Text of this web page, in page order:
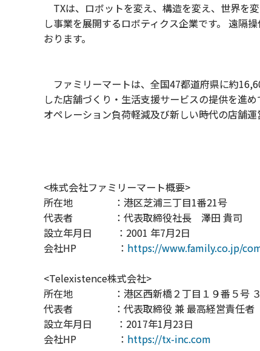
TXは、ロボットを変え、構造を変え、世界を
し事業を展開するロボティクス企業です。 遠隔
おります。
ファミリーマートは、全国47都道府県に約
した店舗づくり・生活支援サービスの提供を進
オペレーション負荷軽減及び新しい時代の店舗
<株式会社ファミリーマート概要>
所在地 ：港区芝浦三丁目1番21号
代表者 ：代表取締役社長 澤田 貴司
設立年月日 ：2001 年7月2日
会社HP ： https://www.family.co.jp/
<Telexistence株式会社>
所在地 ：港区西新橋２丁目１９番５号
代表者 ：代表取締役 兼 最高経営責任者
設立年月日 ：2017年1月23日
会社HP ： https://tx-inc.com